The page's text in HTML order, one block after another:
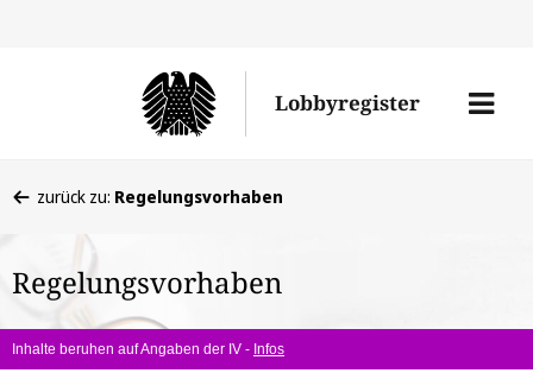
Lobbyregister
Menü
befinden
hier:
zurück zu: Regelungsvorhaben
Regelungsvorhaben
Inhalte beruhen auf Angaben der IV - Infos